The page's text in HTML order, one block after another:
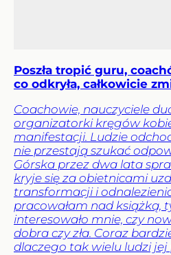
Poszła tropić guru,
co odkryła, całkowicie
Coachowie, nauczyciele
organizatorki kręgów
manifestacji. Ludzie
nie przestają szukać
Górska przez dwa lata
kryje się za obietnicami
transformacji i
pracowałam nad książką,
interesowało mnie, czy
dobra czy zła. Coraz
dlaczego tak wielu ludzi jej